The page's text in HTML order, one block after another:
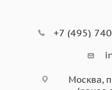
+7 (495)
Москва,